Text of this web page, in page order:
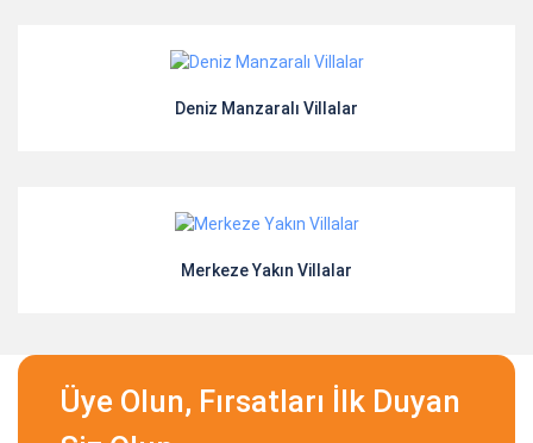
Deniz Manzaralı Villalar
Merkeze Yakın Villalar
Üye Olun, Fırsatları İlk Duyan